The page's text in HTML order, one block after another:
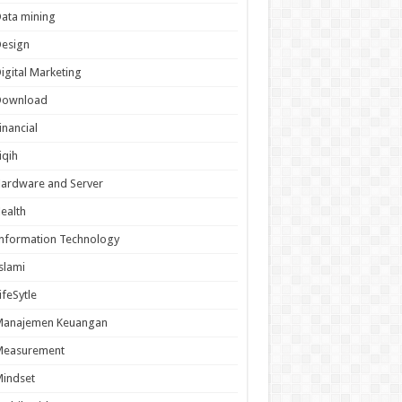
mining
Marketing
and Server
Technology
Keuangan